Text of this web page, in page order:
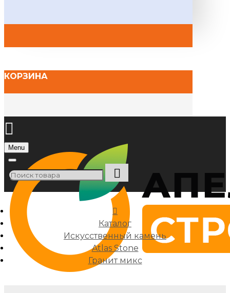
КОРЗИНА
Menu
Каталог
Искусственный камень
Atlas Stone
Гранит микс